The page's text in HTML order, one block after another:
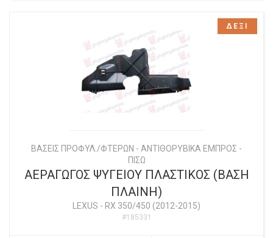
ΒΑΣΕΙΣ ΠΡΟΦΥΛ./ΦΤΕΡΩΝ - ΑΝΤΙΘΟΡΥΒΙΚΑ ΕΜΠΡΟΣ -
ΠΙΣΩ
ΑΕΡΑΓΩΓΟΣ ΨΥΓΕΙΟΥ ΠΛΑΣΤΙΚΟΣ (ΒΑΣΗ
ΠΛΑΙΝΗ)
LEXUS - RX 350/450 (2012-2015)
#185331
ΔΕΞΙ